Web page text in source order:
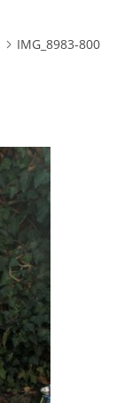
IMG_8983-800